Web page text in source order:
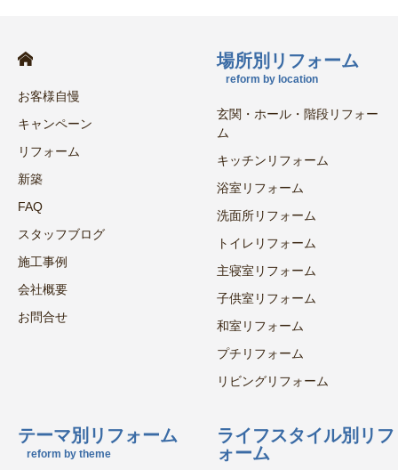
お客様自慢
キャンペーン
リフォーム
新築
FAQ
スタッフブログ
施工事例
会社概要
お問合せ
場所別リフォーム
reform by location
玄関・ホール・階段リフォー
ム
キッチンリフォーム
浴室リフォーム
洗面所リフォーム
トイレリフォーム
主寝室リフォーム
子供室リフォーム
和室リフォーム
プチリフォーム
リビングリフォーム
テーマ別リフォーム
reform by theme
ライフスタイル別リフ
ォーム